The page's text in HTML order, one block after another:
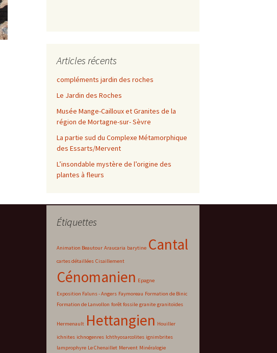
Articles récents
compléments jardin des roches
Le Jardin des Roches
Musée Mange-Cailloux et Granites de la
région de Mortagne-sur- Sèvre
La partie sud du Complexe Métamorphique
des Essarts/Mervent
L’insondable mystère de l’origine des
plantes à fleurs
Étiquettes
Animation Beautour Araucaria barytine Cantal
cartes détaillées Cisaillement
Cénomanien Epagne
Exposition Faluns - Angers Faymoreau Formation de Binic
Formation de Lanvollon forêt fossile granite granitoïdes
Hermenault Hettangien Houiller
ichnites ichnogenres Ichthyosarcolites ignimbrites
lamprophyre Le Chenaillet Mervent Minéralogie